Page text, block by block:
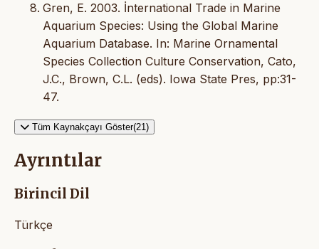
Gren, E. 2003. İnternational Trade in Marine
Aquarium Species: Using the Global Marine
Aquarium Database. In: Marine Ornamental
Species Collection Culture Conservation, Cato,
J.C., Brown, C.L. (eds). Iowa State Pres, pp:31-
47.
Tüm Kaynakçayı Göster(21)
Ayrıntılar
Birincil Dil
Türkçe